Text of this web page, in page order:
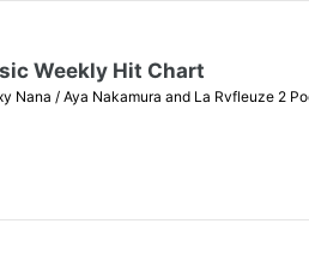
ットチャート人気曲ランキング French Music Weekly Hit Chart
Nana / Aya Nakamura and La Rvfleuze